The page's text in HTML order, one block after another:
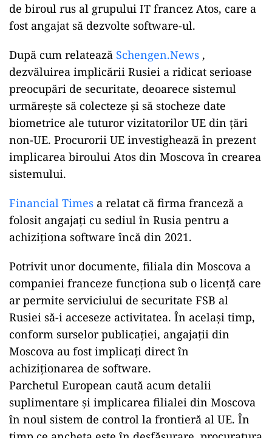
de biroul rus al grupului IT francez Atos, care a
fost angajat să dezvolte software-ul.
După cum relatează Schengen.News ,
dezvăluirea implicării Rusiei a ridicat serioase
preocupări de securitate, deoarece sistemul
urmărește să colecteze și să stocheze date
biometrice ale tuturor vizitatorilor UE din țări
non-UE. Procurorii UE investighează în prezent
implicarea biroului Atos din Moscova în crearea
sistemului.
Financial Times a relatat că firma franceză a
folosit angajați cu sediul în Rusia pentru a
achiziționa software încă din 2021.
Potrivit unor documente, filiala din Moscova a
companiei franceze funcționa sub o licență care
ar permite serviciului de securitate FSB al
Rusiei să-i acceseze activitatea. În același timp,
conform surselor publicației, angajații din
Moscova au fost implicați direct în
achiziționarea de software.
Parchetul European caută acum detalii
suplimentare și implicarea filialei din Moscova
în noul sistem de control la frontieră al UE. În